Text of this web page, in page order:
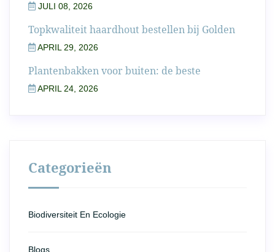
JULI 08, 2026
Topkwaliteit haardhout bestellen bij Golden
APRIL 29, 2026
Plantenbakken voor buiten: de beste
APRIL 24, 2026
Categorieën
Biodiversiteit En Ecologie
Blogs